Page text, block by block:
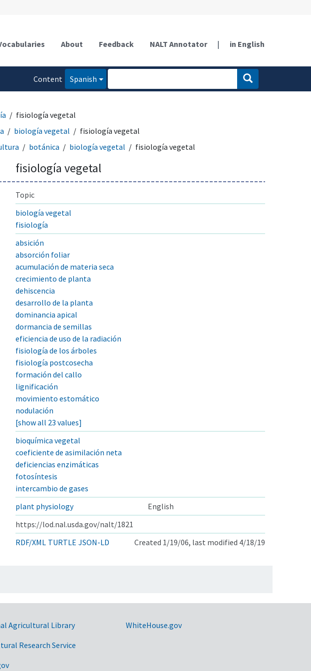
About Feedback NALT Annotator | in English
Content
Spanish
fisiología vegetal
biología vegetal
fisiología vegetal
botánica biología vegetal fisiología vegetal
fisiología vegetal
Topic
biología vegetal
fisiología
absición
absorción foliar
acumulación de materia seca
crecimiento de planta
dehiscencia
desarrollo de la planta
dominancia apical
dormancia de semillas
eficiencia de uso de la radiación
fisiología de los árboles
fisiología postcosecha
formación del callo
lignificación
movimiento estomático
nodulación
[show all 23 values]
bioquímica vegetal
coeficiente de asimilación neta
deficiencias enzimáticas
fotosíntesis
intercambio de gases
plant physiology
English
https://lod.nal.usda.gov/nalt/1821
RDF/XML TURTLE JSON-LD Created 1/19/06, last modified 4/18/19
Agricultural Library
Research Service
WhiteHouse.gov